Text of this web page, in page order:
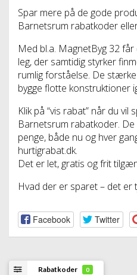
Spar mere på de gode
Barnetsrum rabatkoder
Med bl.a. MagnetByg 32
leg, der samtidig styrker
rumlig forståelse. De
bygge flotte konstruktioner
Klik på “vis rabat” når du
Barnetsrum rabatkoder.
penge, både nu og hver
hurtigrabat.dk.
Det er let, gratis og frit
Hvad der er sparet – det er
Facebook Twitter
Rabatkoder 0